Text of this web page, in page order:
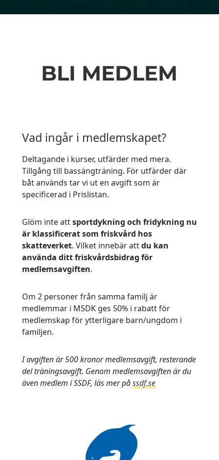
BLI MEDLEM
Vad ingår i medlemskapet?
Deltagande i kurser, utfärder med mera.
Tillgång till bassängträning. För utfärder där
båt används tar vi ut en avgift som är
specificerad i Prislistan.
Glöm inte attsportdykning och fridykning nu
är klassificerat som friskvård hos
skatteverket. Vilket innebär attdu kan
använda ditt friskvårdsbidrag för
medlemsavgiften.
Om 2 personer från samma familj är
medlemmar i MSDK ges 50% i rabatt för
medlemskap för ytterligare barn/ungdom i
familjen.
I avgiften är 500 kronor medlemsavgift, resterande
del träningsavgift. Genom medlemsavgiften är du
även medlem i SSDF, läs mer påssdf.se